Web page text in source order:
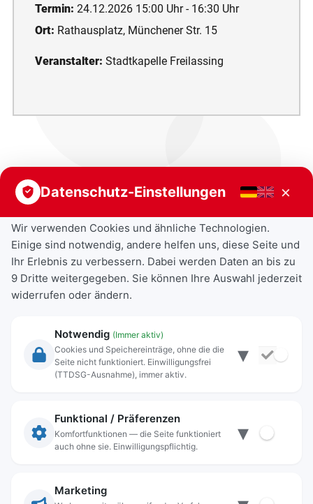
Termin: 24.12.2026 15:00 Uhr - 16:30 Uhr
Ort: Rathausplatz, Münchener Str. 15
Veranstalter: Stadtkapelle Freilassing
Rechtliche Angaben
Datenschutz
Anschrift
83395 Freilassing
Datenschutz-Einstellungen ×
Wir verwenden Cookies und ähnliche Technologien.
Einige sind notwendig, andere helfen uns, diese Seite und
Ihr Erlebnis zu verbessern. Dabei werden Daten an bis zu
9 Dritte weitergegeben. Sie können Ihre Auswahl jederzeit
widerrufen oder ändern.
Notwendig (Immer aktiv)
Cookies und Speichereinträge, ohne die die
Seite nicht funktioniert. Einwilligungsfrei
(TTDSG-Ausnahme), immer aktiv.
▾
Funktional / Präferenzen
Komfortfunktionen — die Seite funktioniert
auch ohne sie. Einwilligungspflichtig.
▾
Marketing